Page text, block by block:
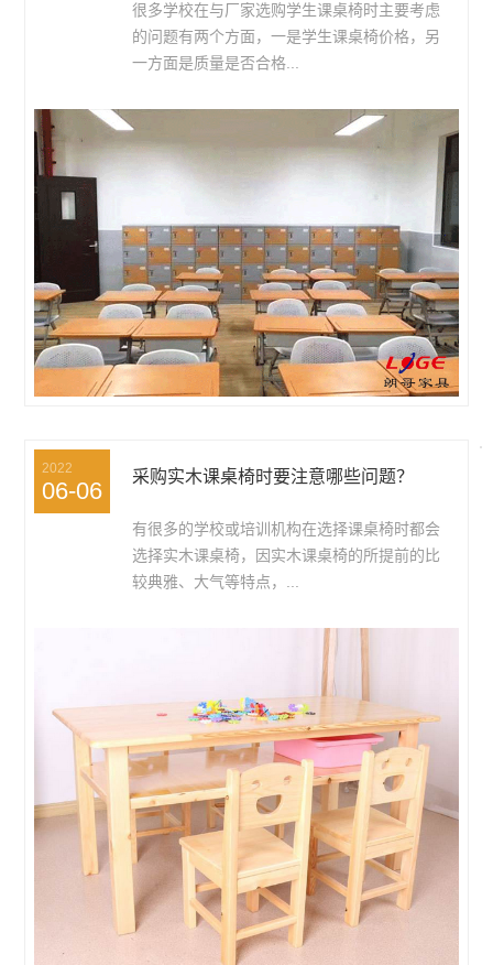
很多学校在与厂家选购学生课桌椅时主要考虑
的问题有两个方面，一是学生课桌椅价格，另
一方面是质量是否合格...
2022
06-06
采购实木课桌椅时要注意哪些问题？
有很多的学校或培训机构在选择课桌椅时都会
选择实木课桌椅，因实木课桌椅的所提前的比
较典雅、大气等特点，...